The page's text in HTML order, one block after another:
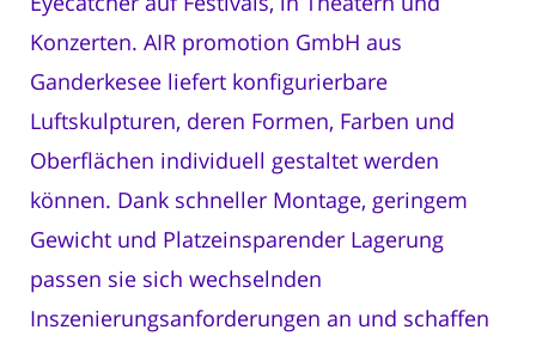
Konzerten. AIR promotion GmbH aus
Ganderkesee liefert konfigurierbare
Luftskulpturen, deren Formen, Farben und
Oberflächen individuell gestaltet werden
können. Dank schneller Montage, geringem
Gewicht und Platzeinsparender Lagerung
passen sie sich wechselnden
Inszenierungsanforderungen an und schaffen